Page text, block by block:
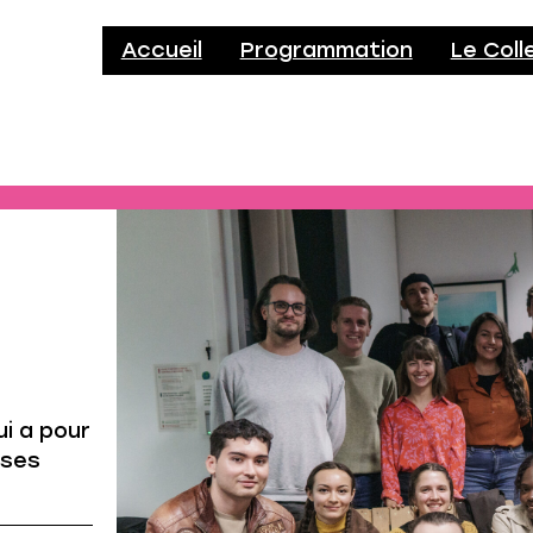
Accueil Programmation Le
a pour